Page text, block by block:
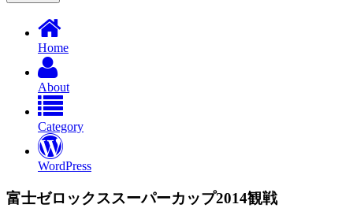
Home
About
Category
WordPress
富士ゼロックススーパーカップ2014観戦